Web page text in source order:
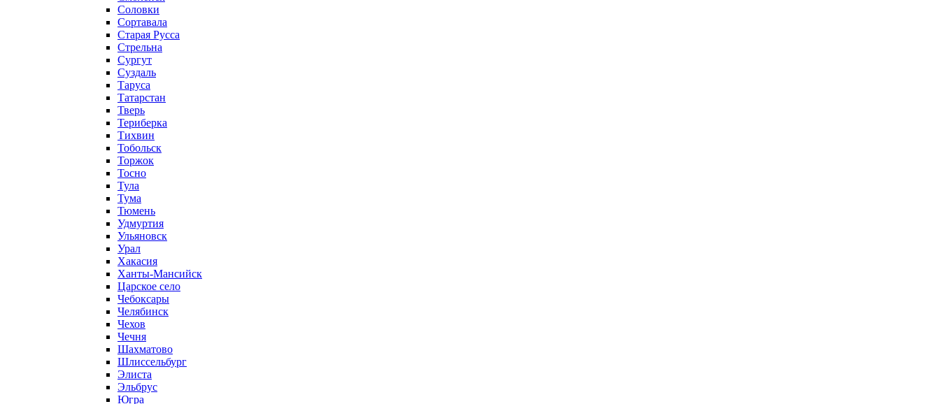
Соловки
Сортавала
Старая Русса
Стрельна
Сургут
Суздаль
Таруса
Татарстан
Тверь
Териберка
Тихвин
Тобольск
Торжок
Тосно
Тула
Тума
Тюмень
Удмуртия
Ульяновск
Урал
Хакасия
Ханты-Мансийск
Царское село
Чебоксары
Челябинск
Чехов
Чечня
Шахматово
Шлиссельбург
Элиста
Эльбрус
Югра